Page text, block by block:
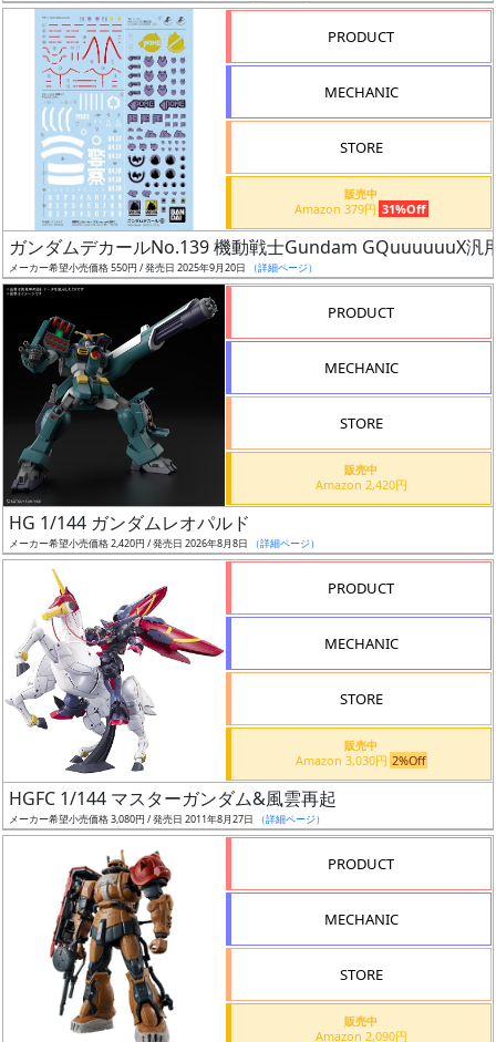
ー
ズ・
タ
状
況
売
む
開
始
抽
選
PRODUCT
MECHANIC
STORE
販売中
Amazon 379円 31%Off
ガンダムデカールNo.139 機動戦士Gundam GQuuuuuuX汎
メーカー希望小売価格 550円 / 発売日 2025年9月20日 （詳細ページ）
PRODUCT
MECHANIC
STORE
販売中
Amazon 2,420円
HG 1/144 ガンダムレオパルド
メーカー希望小売価格 2,420円 / 発売日 2026年8月8日 （詳細ページ）
PRODUCT
MECHANIC
STORE
販売中
Amazon 3,030円 2%Off
HGFC 1/144 マスターガンダム&風雲再起
メーカー希望小売価格 3,080円 / 発売日 2011年8月27日 （詳細ページ）
PRODUCT
MECHANIC
STORE
販売中
Amazon 2,090円